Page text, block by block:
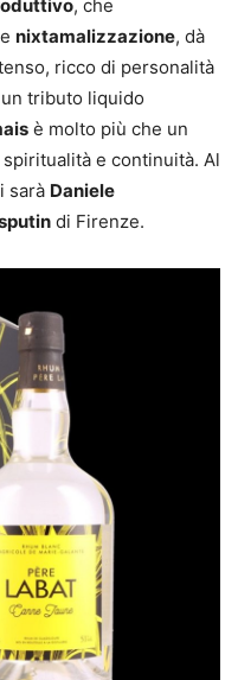
, che
e nixtamalizzazione, dà
ricco di personalità
tributo liquido
è molto più che un
e continuità. Al
sarà Daniele
di Firenze.